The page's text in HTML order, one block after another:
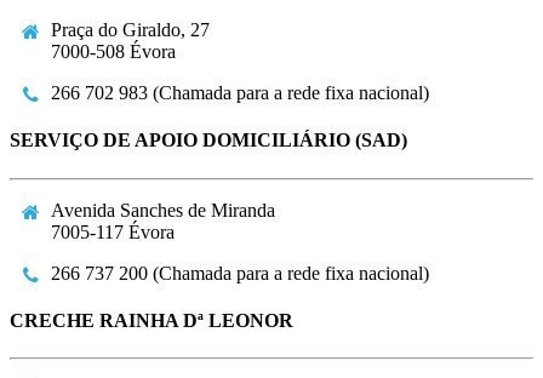
Praça do Giraldo, 27
7000-508 Évora
266 702 983 (Chamada para a rede fixa nacional)
SERVIÇO DE APOIO DOMICILIÁRIO (SAD)
Avenida Sanches de Miranda
7005-117 Évora
266 737 200 (Chamada para a rede fixa nacional)
CRECHE RAINHA Dª LEONOR